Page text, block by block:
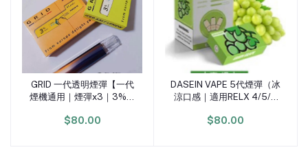
加入購物車
GRID 一代透明煙彈【一代
煙機通用｜煙彈x3｜3%尼
$80.00
加入購物車
DASEIN VAPE 5代煙彈（冰
涼口感｜適用RELX 4/5/6
$80.00